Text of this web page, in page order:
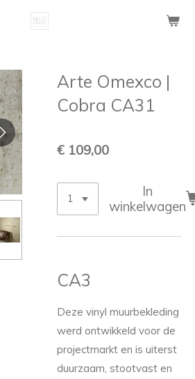
Arte Omexco |
Cobra CA31
€ 109,00
In
winkelwagen
CA3
Deze vinyl muurbekleding
werd ontwikkeld voor de
projectmarkt en is uiterst
duurzaam, stootvast en